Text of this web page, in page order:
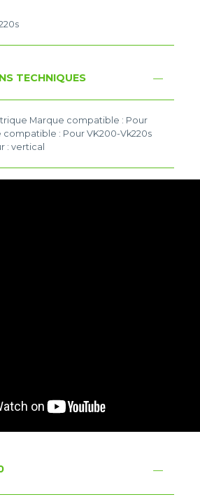
TECHNIQUES
Marque compatible : Pour
: Pour VK200-Vk220s
: vertical